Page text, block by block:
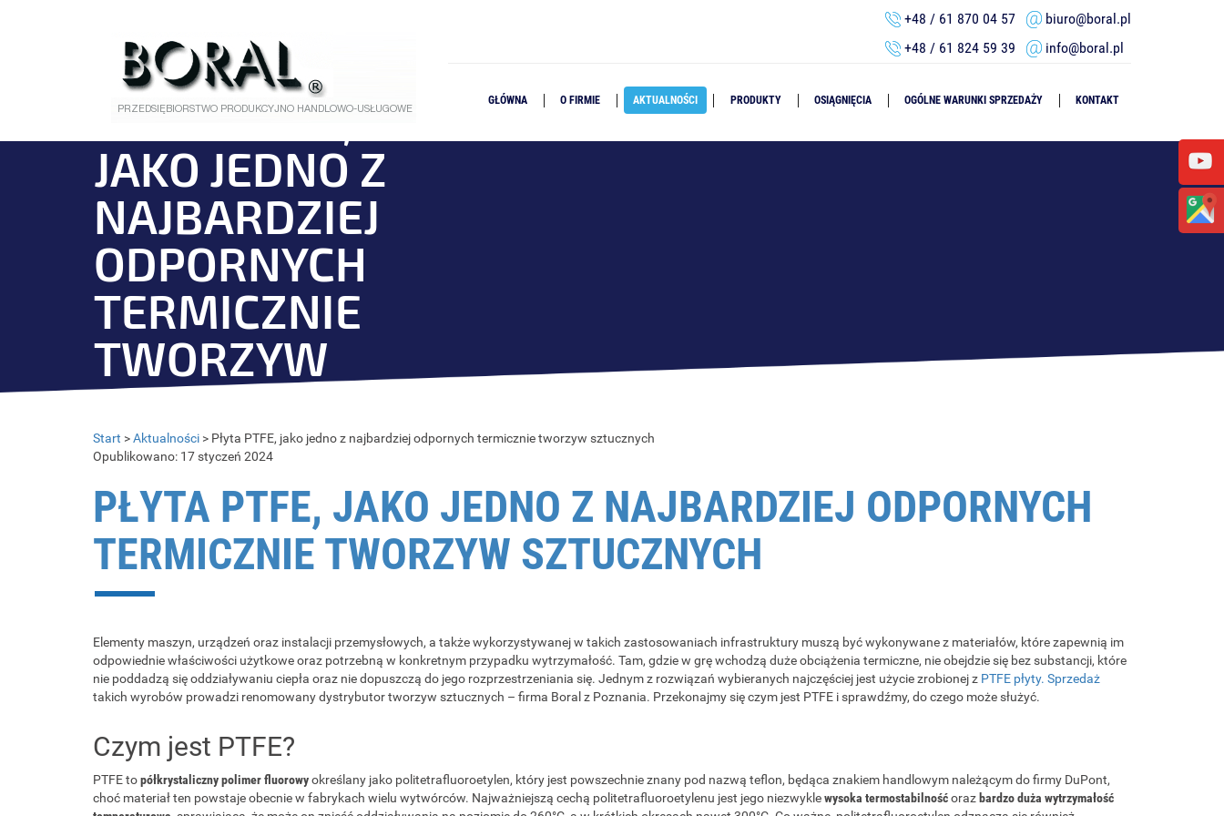
+48 / 61 870 04 57
biuro@boral.pl
+48 / 61 824 59 39
info@boral.pl
GŁÓWNA O FIRMIE AKTUALNOŚCI PRODUKTY OSIĄGNIĘCIA OGÓLNE WARUNKI SPRZEDAŻY KONTAKT
PŁYTA PTFE,
JAKO JEDNO Z
NAJBARDZIEJ
ODPORNYCH
TERMICZNIE
TWORZYW
SZTUCZNYCH
Start >Aktualności > Płyta PTFE, jako jedno z najbardziej odpornych termicznie tworzyw sztucznych
Opublikowano: 17 styczeń 2024
PŁYTA PTFE, JAKO JEDNO Z NAJBARDZIEJ ODPORNYCH
TERMICZNIE TWORZYW SZTUCZNYCH
Elementy maszyn, urządzeń oraz instalacji przemysłowych, a także wykorzystywanej w takich zastosowaniach infrastruktury muszą być wykonywane z materiałów, które zapewnią im
odpowiednie właściwości użytkowe oraz potrzebną w konkretnym przypadku wytrzymałość. Tam, gdzie w grę wchodzą duże obciążenia termiczne, nie obejdzie się bez substancji, które
nie poddadzą się oddziaływaniu ciepła oraz nie dopuszczą do jego rozprzestrzeniania się. Jednym z rozwiązań wybieranych najczęściej jest użycie zrobionej z PTFE płyty. Sprzedaż
takich wyrobów prowadzi renomowany dystrybutor tworzyw sztucznych – firma Boral z Poznania. Przekonajmy się czym jest PTFE i sprawdźmy, do czego może służyć.
Czym jest PTFE?
PTFE topółkrystaliczny polimer fluorowyokreślany jako politetrafluoroetylen, który jest powszechnie znany pod nazwą teflon, będąca znakiem handlowym należącym do firmy DuPont,
choć materiał ten powstaje obecnie w fabrykach wielu wytwórców. Najważniejszą cechą politetrafluoroetylenu jest jego niezwyklewysoka termostabilnośćoraz bardzo duża wytrzymałość